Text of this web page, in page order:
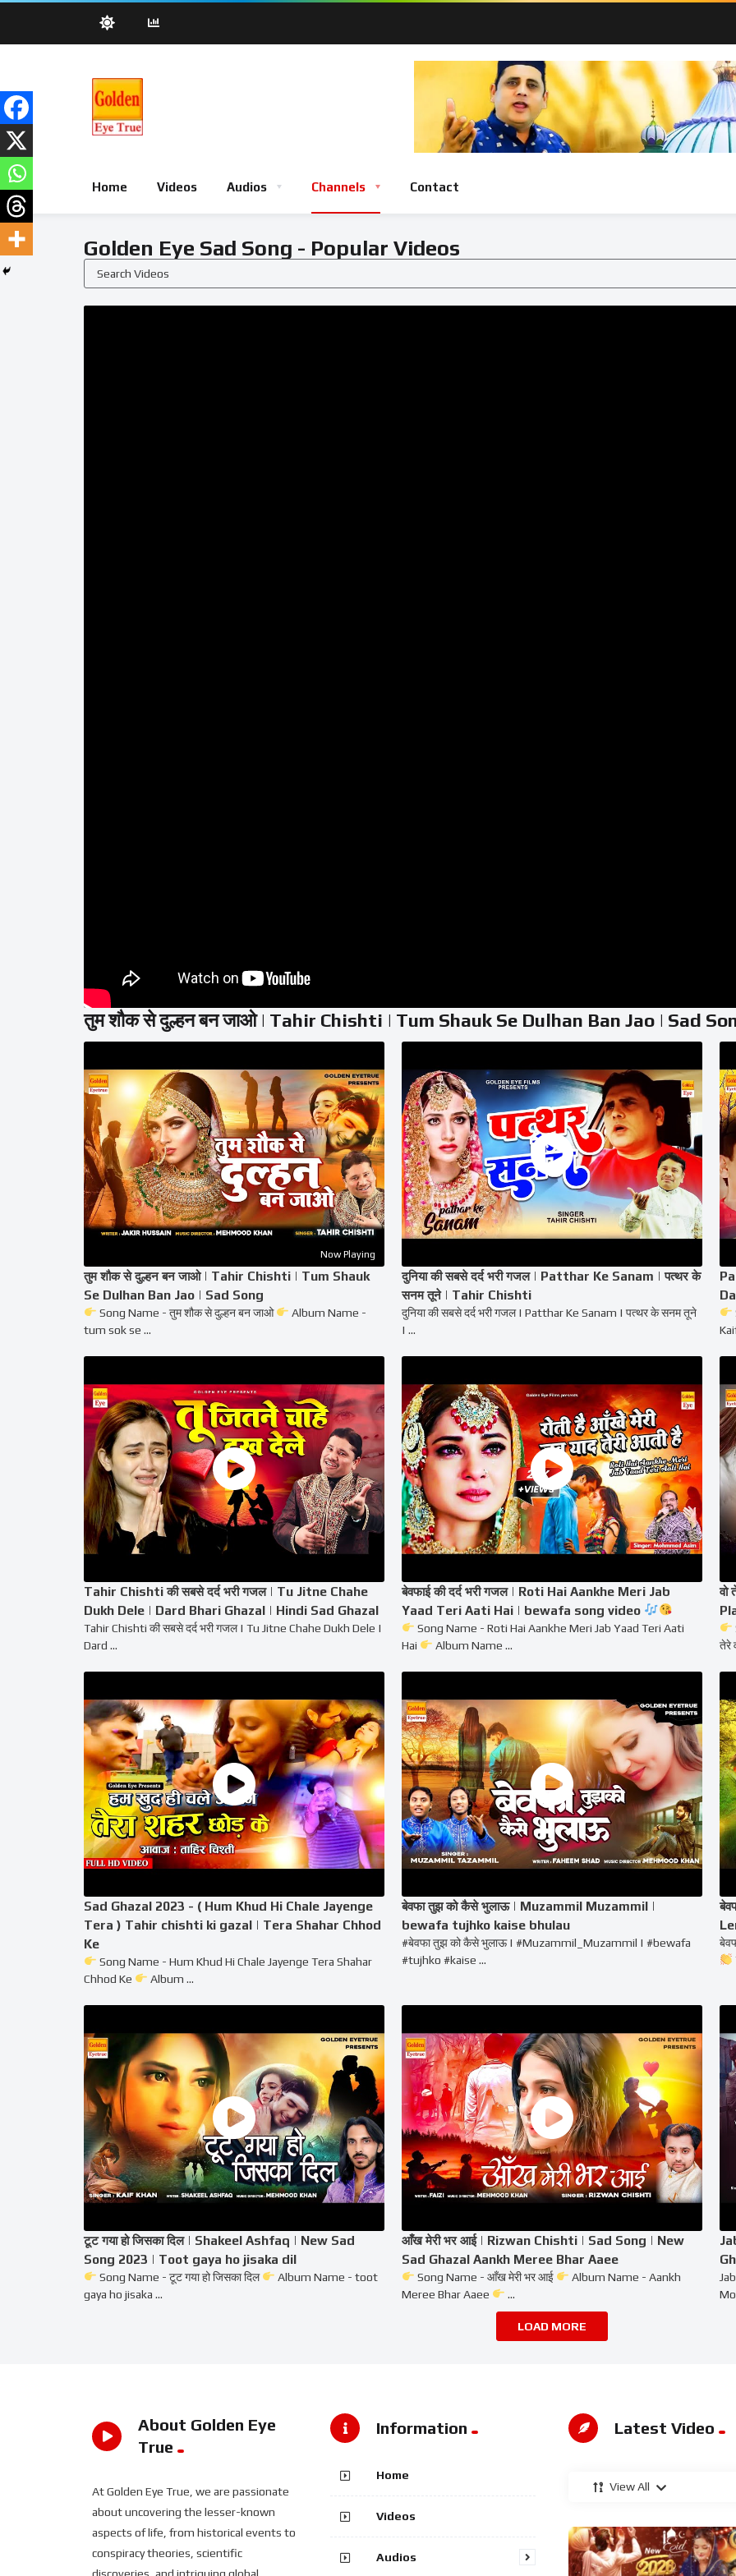
Home Videos Audios Channels Contact
Golden Eye Sad Song - Popular Videos
तुम शौक से दुल्हन बन जाओ | Tahir Chishti | Tum Shauk Se Dulhan Ban Jao | Sad
Now Playing
तुम शौक से दुल्हन बन जाओ | Tahir Chishti | Tum Shauk
Se Dulhan Ban Jao | Sad Song
Song Name - तुम शौक से दुल्हन बन जाओ
Album Name -
tum sok se ...
दुनिया की सबसे दर्द भरी गजल | Patthar Ke Sanam | पत्थर के
सनम तूने | Tahir Chishti
दुनिया की सबसे दर्द भरी गजल | Patthar Ke Sanam | पत्थर के सनम तूने
| ...
Tahir Chishti की सबसे दर्द भरी गजल | Tu Jitne Chahe
Dukh Dele | Dard Bhari Ghazal | Hindi Sad Ghazal
Tahir Chishti की सबसे दर्द भरी गजल | Tu Jitne Chahe Dukh Dele |
Dard ...
बेवफाई की दर्द भरी गजल | Roti Hai Aankhe Meri Jab
Yaad Teri Aati Hai | bewafa song video
Song Name - Roti Hai Aankhe Meri Jab Yaad Teri Aati
Hai
Album Name ...
वो
तेरे
Sad Ghazal 2023 - ( Hum Khud Hi Chale Jayenge
Tera ) Tahir chishti ki gazal | Tera Shahar Chhod
Ke
Song Name - Hum Khud Hi Chale Jayenge Tera Shahar
Chhod Ke
Album ...
बेवफा तुझ को कैसे भुलाऊ | Muzammil Muzammil |
bewafa tujhko kaise bhulau
#बेवफा तुझ को कैसे भुलाऊ | #Muzammil_Muzammil | #bewafa
#tujhko #kaise ...
टूट गया हो जिसका दिल | Shakeel Ashfaq | New Sad
Song 2023 | Toot gaya ho jisaka dil
Song Name - टूट गया हो जिसका दिल
Album Name - toot
gaya ho jisaka ...
आँख मेरी भर आई | Rizwan Chishti | Sad Song | New
Sad Ghazal Aankh Meree Bhar Aaee
Song Name - आँख मेरी भर आई
Album Name - Aankh
Meree Bhar Aaee
...
LOAD MORE
About Golden Eye
True
At Golden Eye True, we are passionate
about uncovering the lesser-known
aspects of life, from historical events to
conspiracy theories, scientific
Information
Home
Videos
Audios
Latest Video
View All